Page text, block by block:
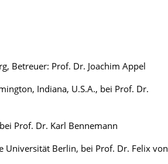
Betreuer: Prof. Dr. Joachim Appel
Indiana, U.S.A., bei Prof. Dr.
Prof. Dr. Karl Bennemann
Universität Berlin, bei Prof. Dr. Felix von